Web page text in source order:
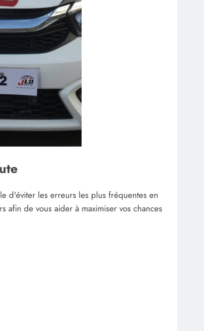
d'éviter les erreurs les plus fréquentes en
de vous aider à maximiser vos chances